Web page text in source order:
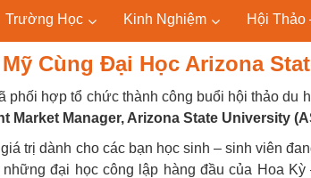
Trường Học Kinh Nghiệm Hội Thảo
Cùng Đại Học Arizona
hợp tổ chức thành công buổi hội thảo du
Market Manager, Arizona State University
trị dành cho các bạn học sinh – sinh viên
đại học công lập hàng đầu của Hoa Kỳ